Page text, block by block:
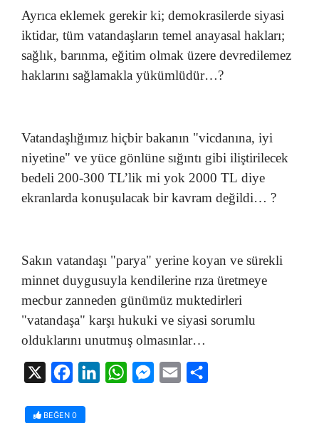
Ayrıca eklemek gerekir ki; demokrasilerde siyasi
iktidar, tüm vatandaşların temel anayasal hakları;
sağlık, barınma, eğitim olmak üzere devredilemez
haklarını sağlamakla yükümlüdür…?
Vatandaşlığımız hiçbir bakanın "vicdanına, iyi
niyetine" ve yüce gönlüne sığıntı gibi iliştirilecek
bedeli 200-300 TL’lik mi yok 2000 TL diye
ekranlarda konuşulacak bir kavram değildi… ?
Sakın vatandaşı "parya" yerine koyan ve sürekli
minnet duygusuyla kendilerine rıza üretmeye
mecbur zanneden günümüz muktedirleri
"vatandaşa" karşı hukuki ve siyasi sorumlu
olduklarını unutmuş olmasınlar…
FacebookLinkedInWhatsAppMessenger
Email
BEĞEN 0